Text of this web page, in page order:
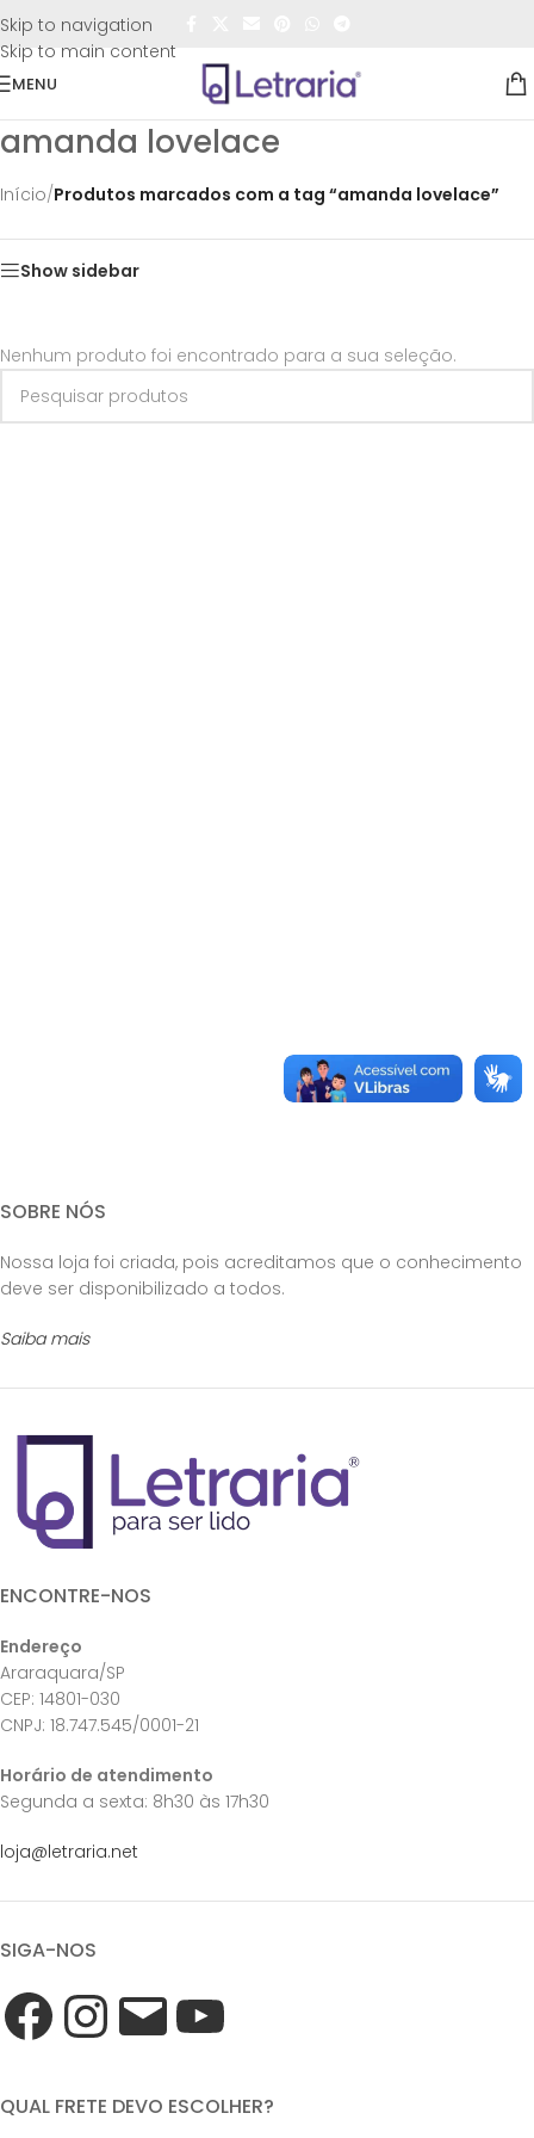
Skip to navigation
Skip to main content
FRETE GRÁTIS
MENU
amanda lovelace
Início/Produtos marcados com a tag “amanda lovelace”
Show sidebar
Nenhum produto foi encontrado para a sua seleção.
SOBRE NÓS
Nossa loja foi criada, pois acreditamos que o conhecimento
deve ser disponibilizado a todos.
Saiba mais
ENCONTRE-NOS
Endereço
Araraquara/SP
CEP: 14801-030
CNPJ: 18.747.545/0001-21
Horário de atendimento
Segunda a sexta: 8h30 às 17h30
loja@letraria.net
SIGA-NOS
QUAL FRETE DEVO ESCOLHER?